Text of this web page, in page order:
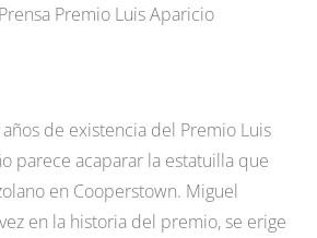
Premio Luis Aparicio
años de existencia del Premio Luis
parece acaparar la estatuilla que
en Cooperstown. Miguel
en la historia del premio, se erige